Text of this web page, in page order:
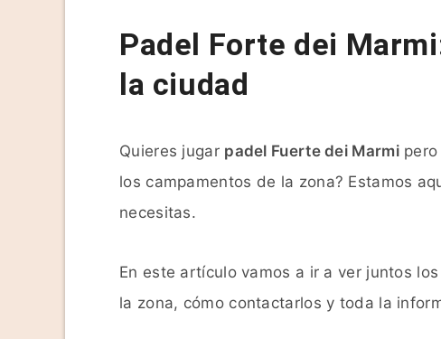
Padel Forte dei
la ciudad
Quieres jugar padel Fuerte dei Marmipero
los campamentos de la zona? Estamos
necesitas.
En este artículo vamos a ir a ver juntos
la zona, cómo contactarlos y toda la